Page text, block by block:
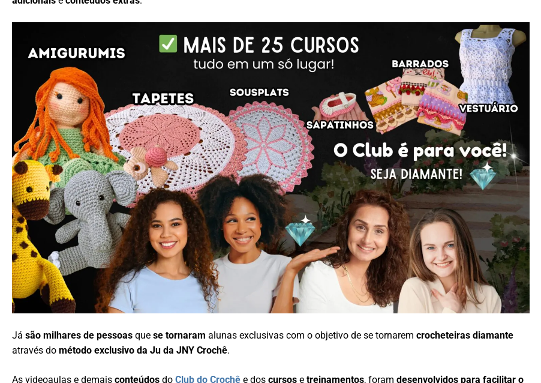
Já são milhares de pessoasquese tornaram alunas exclusivas com o objetivo de se tornarem crocheteiras diamante
através do método exclusivo da Ju da JNY Crochê.
As videoaulas e demaisconteúdos do Club do Crochê e doscursos etreinamentos, foramdesenvolvidos para facilitar o